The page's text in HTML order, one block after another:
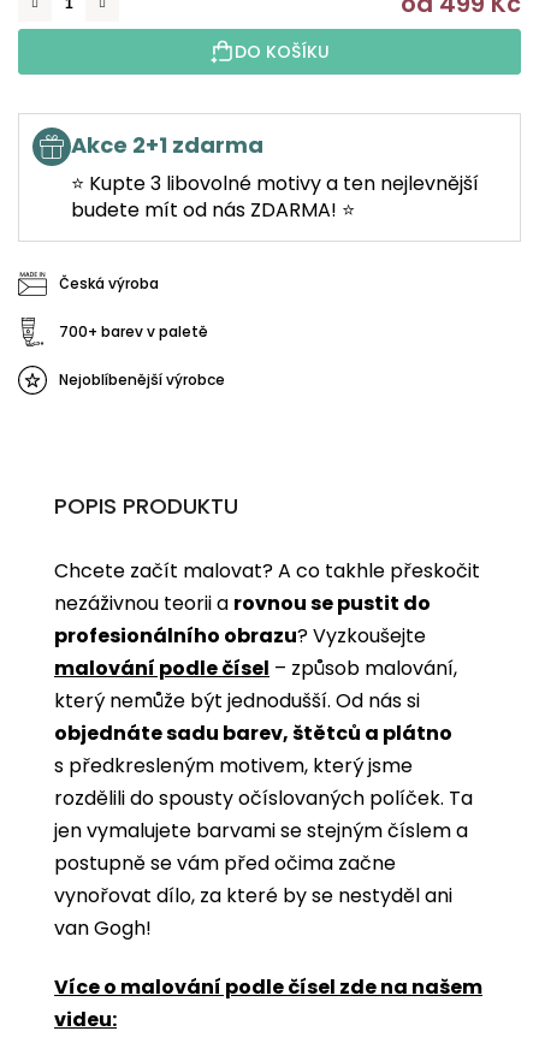
DO KOŠÍKU
Akce 2+1 zdarma
⭐ Kupte 3 libovolné motivy a ten nejlevnější
budete mít od nás ZDARMA! ⭐
Česká výroba
700+ barev v paletě
Nejoblíbenější výrobce
POPIS PRODUKTU
Chcete začít malovat? A co takhle přeskočit
nezáživnou teorii a rovnou se pustit do
profesionálního obrazu? Vyzkoušejte
malování podle čísel ­­– způsob malování,
který nemůže být jednodušší. Od nás si
objednáte sadu barev, štětců a plátno
s předkresleným motivem, který jsme
rozdělili do spousty očíslovaných políček. Ta
jen vymalujete barvami se stejným číslem a
postupně se vám před očima začne
vynořovat dílo, za které by se nestyděl ani
van Gogh!
Více o malování podle čísel zde na našem
videu: